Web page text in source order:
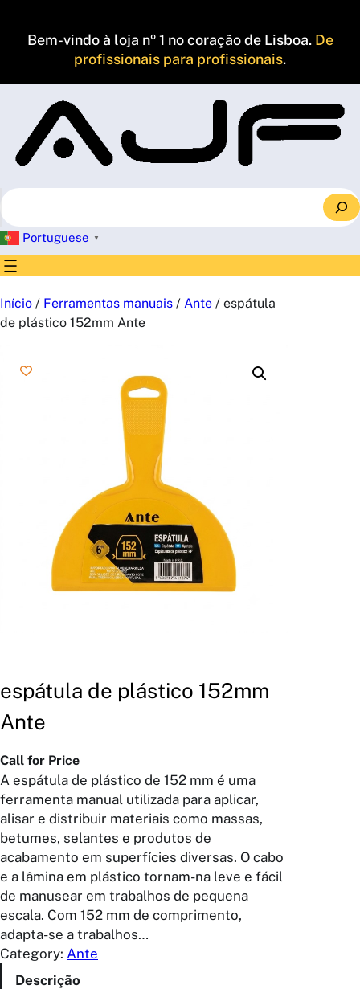
Bem-vindo à loja nº 1 no coração de Lisboa. De
profissionais para profissionais.
S
e
a
r
c
Portuguese ▼
Início / Ferramentas manuais / Ante / espátula
de plástico 152mm Ante
espátula de plástico 152mm
Ante
Call for Price
A espátula de plástico de 152 mm é uma
ferramenta manual utilizada para aplicar,
alisar e distribuir materiais como massas,
betumes, selantes e produtos de
acabamento em superfícies diversas. O cabo
e a lâmina em plástico tornam-na leve e fácil
de manusear em trabalhos de pequena
escala. Com 152 mm de comprimento,
adapta-se a trabalhos…
Category: Ante
Descrição